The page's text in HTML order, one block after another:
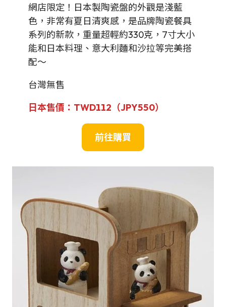
網店限定！日本製陶瓷盤的外觀是淺藍
色，非常有夏日清爽感，是品牌陶瓷餐具
系列的新款，重量超輕約330克，7寸大小
能和日本料理、意大利麵和沙拉等完美搭
配～
台灣無售
日本售價： TWD112（JPY550）
前往購買